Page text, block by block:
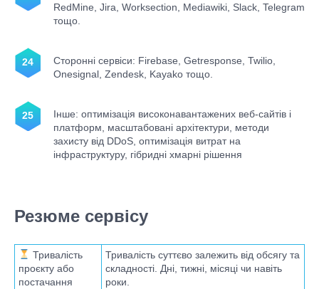
RedMine, Jira, Worksection, Mediawiki, Slack, Telegram
тощо.
Сторонні сервіси: Firebase, Getresponse, Twilio,
Onesignal, Zendesk, Kayako тощо.
Інше: оптимізація високонавантажених веб-сайтів і
платформ, масштабовані архітектури, методи
захисту від DDoS, оптимізація витрат на
інфраструктуру, гібридні хмарні рішення
Резюме сервісу
Тривалість
проєкту або
постачання
Тривалість суттєво залежить від обсягу та
складності. Дні, тижні, місяці чи навіть
роки.